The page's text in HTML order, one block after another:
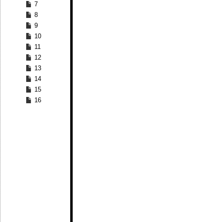
7
8
9
10
11
12
13
14
15
16